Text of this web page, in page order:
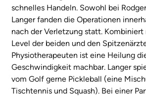
schnelles Handeln. Sowohl bei
Langer fanden die Operationen
nach der Verletzung statt.
Level der beiden und den
Physiotherapeuten ist eine Heilung
Geschwindigkeit machbar. Langer
vom Golf gerne Pickleball (eine
Tischtennis und Squash). Bei einer